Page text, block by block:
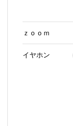
イヤホン